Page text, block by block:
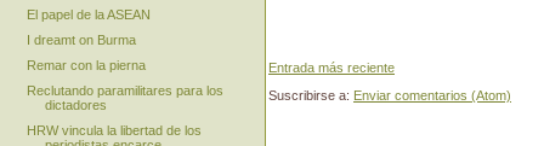
Entrada más reciente
Suscribirse a: Enviar comentarios (Atom)
El papel de la ASEAN
I dreamt on Burma
Remar con la pierna
Reclutando paramilitares para los
dictadores
HRW vincula la libertad de los